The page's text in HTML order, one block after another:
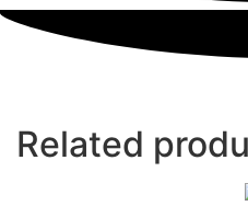
Related